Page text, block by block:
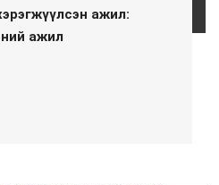
ажил:
ажил